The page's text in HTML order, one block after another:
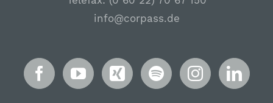
info@corpass.de